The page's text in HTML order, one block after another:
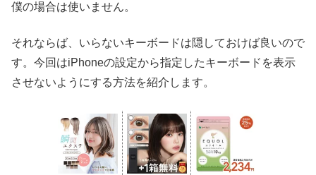
僕の場合は使いません。
それならば、いらないキーボードは隠しておけば良いので
す。今回はiPhoneの設定から指定したキーボードを表示
させないようにする方法を紹介します。